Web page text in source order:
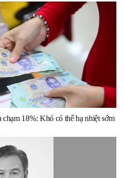
chạm 18%: Khó có thể hạ nhiệt sớm